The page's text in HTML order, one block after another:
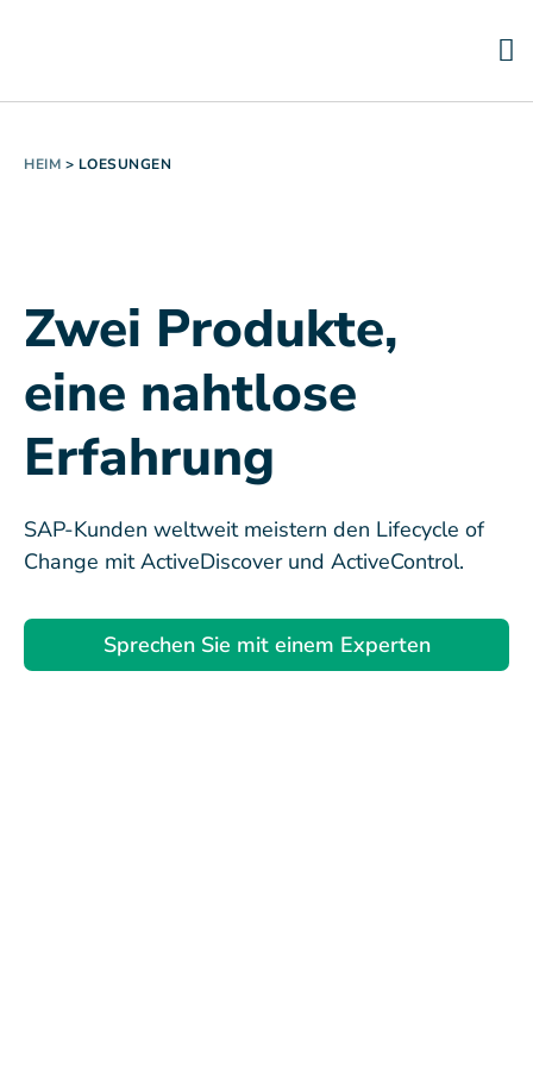
HEIM > LOESUNGEN
Zwei Produkte,
eine nahtlose
Erfahrung
SAP-Kunden weltweit meistern den Lifecycle of
Change mit ActiveDiscover und ActiveControl.
Sprechen Sie mit einem Experten